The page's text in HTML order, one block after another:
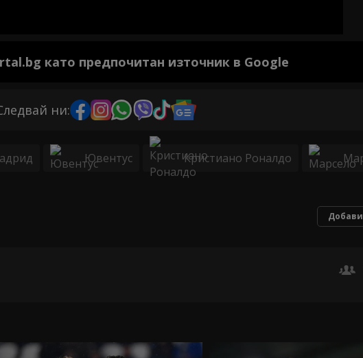
като предпочитан източник в Google
ни:
Ювентус Кристиано Роналдо